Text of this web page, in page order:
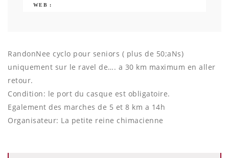
WEB :
RandonNee cyclo pour seniors ( plus de 50;aNs)
uniquement sur le ravel de…. a 30 km maximum en aller
retour.
Condition: le port du casque est obligatoire.
Egalement des marches de 5 et 8 km a 14h
Organisateur: La petite reine chimacienne